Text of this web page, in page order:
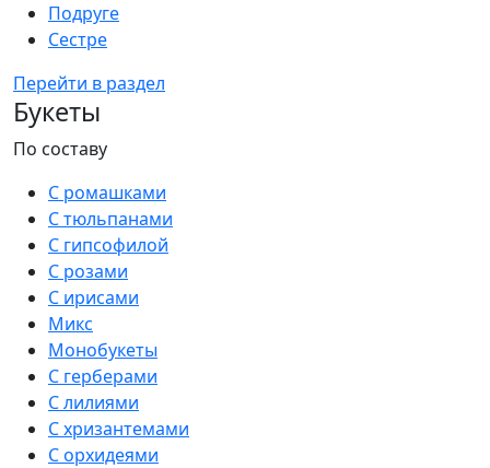
Подруге
Сестре
Перейти в раздел
Букеты
По составу
С ромашками
С тюльпанами
С гипсофилой
С розами
С ирисами
Микс
Монобукеты
С герберами
С лилиями
С хризантемами
С орхидеями